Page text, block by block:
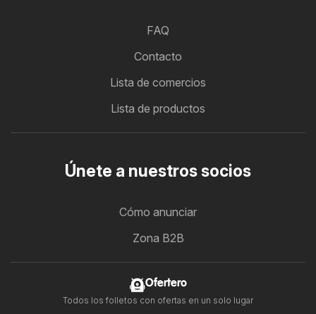
FAQ
Contacto
Lista de comercios
Lista de productos
Únete a nuestros socios
Cómo anunciar
Zona B2B
Ofertero
Todos los folletos con ofertas en un solo lugar